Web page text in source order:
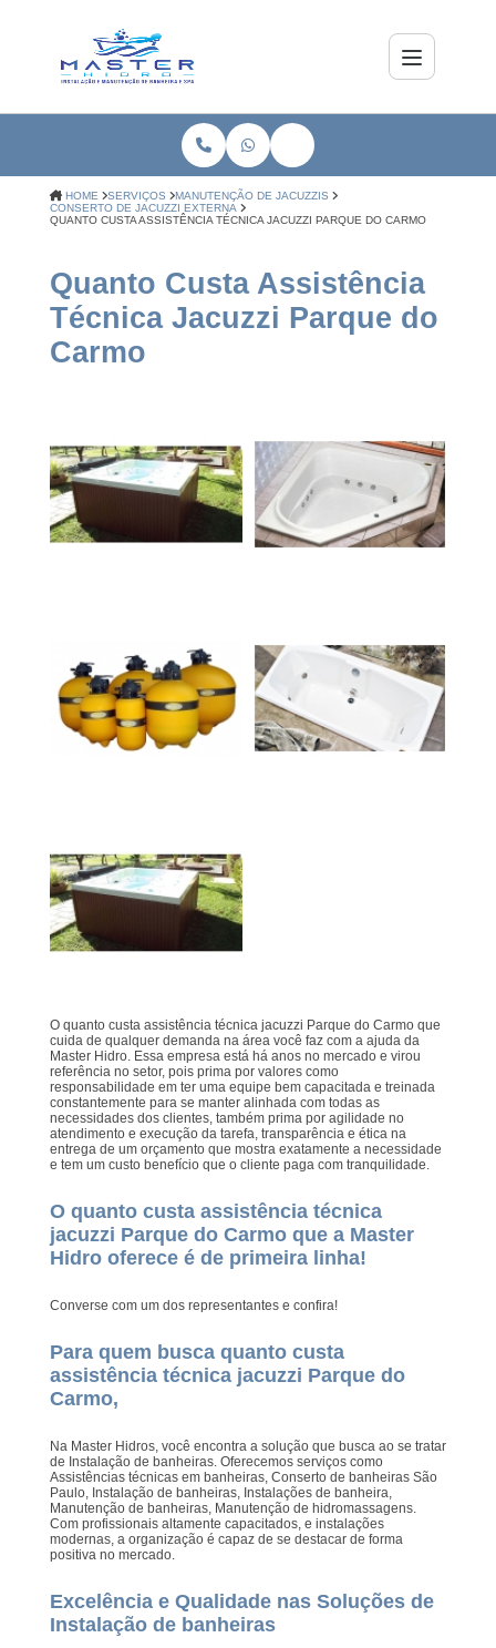
HOME SERVIÇOS
MANUTENÇÃO DE JACUZZIS
CONSERTO DE JACUZZI EXTERNA
QUANTO CUSTA ASSISTÊNCIA TÉCNICA JACUZZI PARQUE DO CARMO
Quanto Custa Assistência
Técnica Jacuzzi Parque do
Carmo
O quanto custa assistência técnica jacuzzi Parque do Carmo que
cuida de qualquer demanda na área você faz com a ajuda da
Master Hidro. Essa empresa está há anos no mercado e virou
referência no setor, pois prima por valores como
responsabilidade em ter uma equipe bem capacitada e treinada
constantemente para se manter alinhada com todas as
necessidades dos clientes, também prima por agilidade no
atendimento e execução da tarefa, transparência e ética na
entrega de um orçamento que mostra exatamente a necessidade
e tem um custo benefício que o cliente paga com tranquilidade.
O quanto custa assistência técnica
jacuzzi Parque do Carmo que a Master
Hidro oferece é de primeira linha!
Converse com um dos representantes e confira!
Para quem busca quanto custa
assistência técnica jacuzzi Parque do
Carmo,
Na Master Hidros, você encontra a solução que busca ao se tratar
de Instalação de banheiras. Oferecemos serviços como
Assistências técnicas em banheiras, Conserto de banheiras São
Paulo, Instalação de banheiras, Instalações de banheira,
Manutenção de banheiras, Manutenção de hidromassagens.
Com profissionais altamente capacitados, e instalações
modernas, a organização é capaz de se destacar de forma
positiva no mercado.
Excelência e Qualidade nas Soluções de
Instalação de banheiras